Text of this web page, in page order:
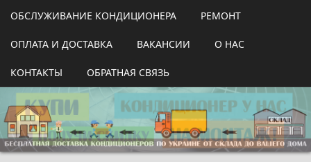
ОБСЛУЖИВАНИЕ КОНДИЦИОНЕРА РЕМОНТ
ОПЛАТА И ДОСТАВКА ВАКАНСИИ О НАС
КОНТАКТЫ ОБРАТНАЯ СВЯЗЬ